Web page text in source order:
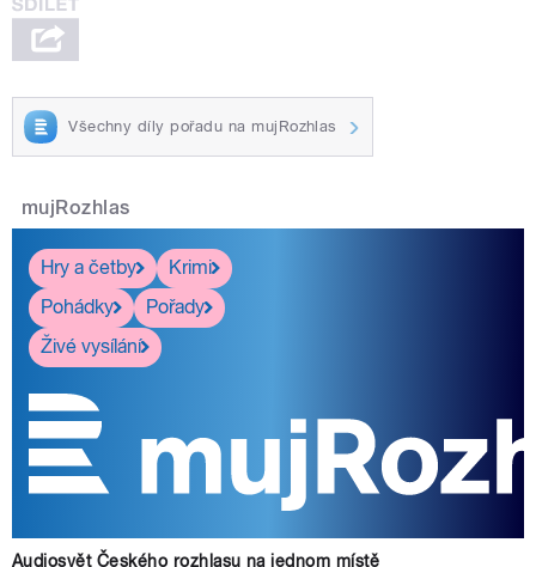
Všechny díly pořadu na mujRozhlas
mujRozhlas
Hry a četby
Krimi
Pohádky
Pořady
Živé vysílání
Audiosvět Českého rozhlasu na jednom místě